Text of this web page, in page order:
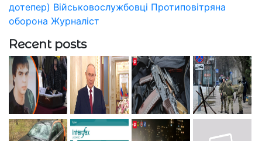
дотепер) Військовослужбовці Протиповітряна
оборона Журналіст
Recent posts